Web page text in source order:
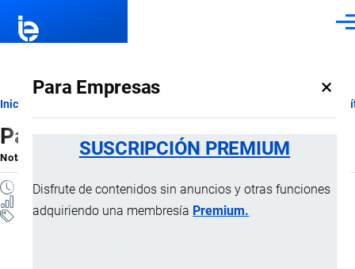
Para Empresas ×
SUSCRIPCIÓN PREMIUM
Disfrute de contenidos sin anuncios y otras funciones
adquiriendo una membresía Premium.
Ruta
de
navegación
Inicio
Partida 49.04
Nota ExplicativaporImportaciones …, 19 Julio, 2024
1 MINUTO
Notas Explicativas